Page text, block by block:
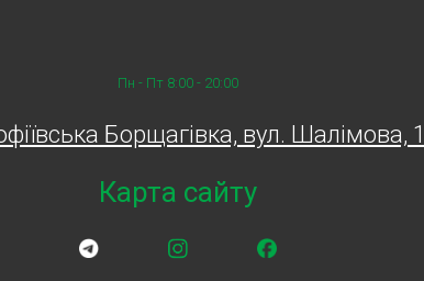
Пн - Пт 8:00 - 20:00
Борщагівка, вул. Шалімова,
Карта сайту